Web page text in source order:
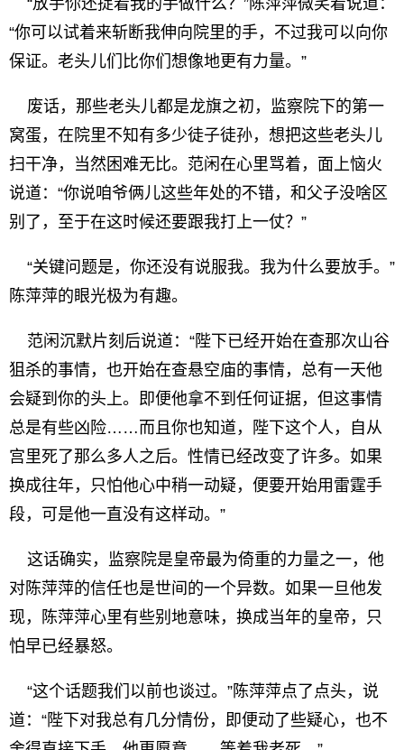
“放手你还捉着我的手做什么？”陈萍萍微笑着说道：
“你可以试着来斩断我伸向院里的手，不过我可以向你
保证。老头儿们比你们想像地更有力量。”
废话，那些老头儿都是龙旗之初，监察院下的第一
窝蛋，在院里不知有多少徒子徒孙，想把这些老头儿
扫干净，当然困难无比。范闲在心里骂着，面上恼火
说道：“你说咱爷俩儿这些年处的不错，和父子没啥区
别了，至于在这时候还要跟我打上一仗？”
“关键问题是，你还没有说服我。我为什么要放手。”
陈萍萍的眼光极为有趣。
范闲沉默片刻后说道：“陛下已经开始在查那次山谷
狙杀的事情，也开始在查悬空庙的事情，总有一天他
会疑到你的头上。即便他拿不到任何证据，但这事情
总是有些凶险……而且你也知道，陛下这个人，自从
宫里死了那么多人之后。性情已经改变了许多。如果
换成往年，只怕他心中稍一动疑，便要开始用雷霆手
段，可是他一直没有这样动。”
这话确实，监察院是皇帝最为倚重的力量之一，他
对陈萍萍的信任也是世间的一个异数。如果一旦他发
现，陈萍萍心里有些别地意味，换成当年的皇帝，只
怕早已经暴怒。
“这个话题我们以前也谈过。”陈萍萍点了点头，说
道：“陛下对我总有几分情份，即便动了些疑心，也不